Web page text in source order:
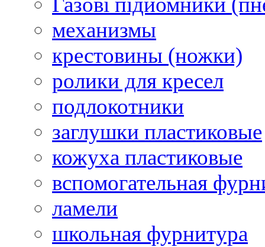
механизмы
крестовины (ножки)
ролики для кресел
подлокотники
заглушки пластиковые
кожуха пластиковые
вспомогательная
ламели
школьная фурнитура